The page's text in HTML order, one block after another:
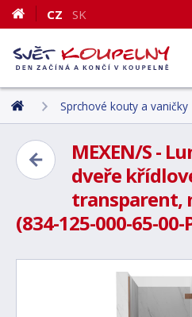
CZ SK
Sprchové kouty a vaničky
MEXEN/S -
dveře
transparent,
(834-125-000-65-00-